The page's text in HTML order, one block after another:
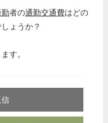
者の通勤交通費はどの
ょうか？
す。